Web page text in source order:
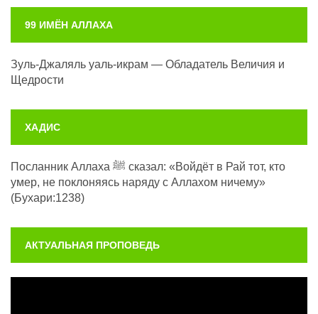
99 ИМЁН АЛЛАХА
Зуль-Джаляль уаль-икрам — Обладатель Величия и
Щедрости
ХАДИС
Посланник Аллаха ﷺ сказал: «Войдёт в Рай тот, кто
умер, не поклоняясь наряду с Аллахом ничему»
(Бухари:1238)
АКТУАЛЬНАЯ ПРОПОВЕДЬ